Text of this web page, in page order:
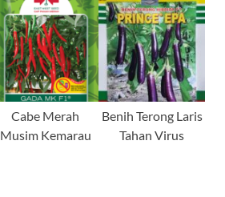
Cabe Merah
Musim Kemarau
Benih Terong Laris
Tahan Virus